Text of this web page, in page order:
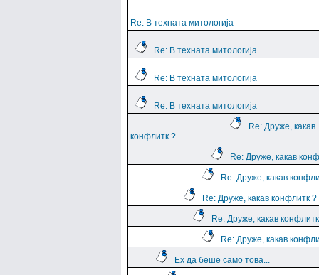
Re: В техната митологија
Re: В техната митологија
Re: В техната митологија
Re: В техната митологија
Re: Друже, какав
конфлитк ?
Re: Друже, какав
Re: Друже, какав
Re: Друже, какав конфлитк ?
Re: Друже, какав
Re: Друже, какав
Ех да беше само това...